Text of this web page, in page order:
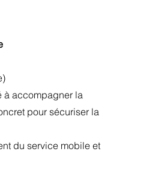
à accompagner la
pour sécuriser la
du service mobile et